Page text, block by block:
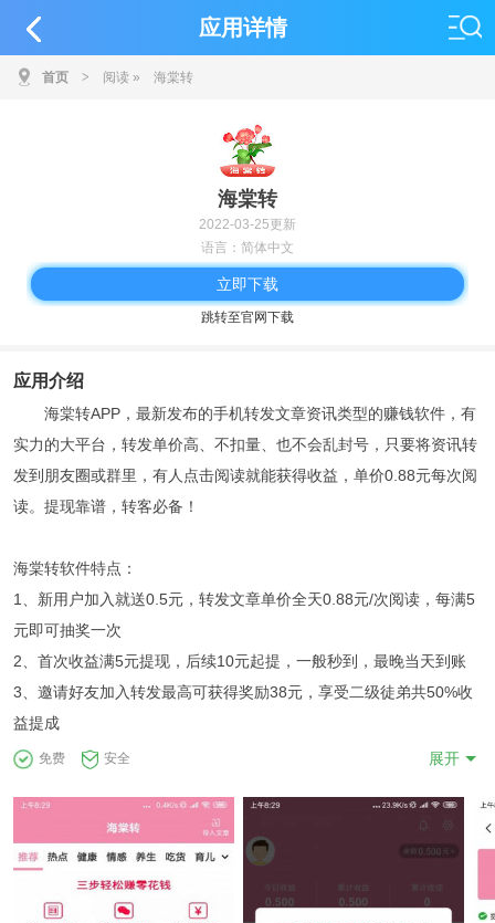
应用详情
首页 > 阅读 » 海棠转
海棠转
2022-03-25更新
语言：简体中文
立即下载
跳转至官网下载
应用介绍
海棠转APP，最新发布的手机转发文章资讯类型的赚钱软件，有
实力的大平台，转发单价高、不扣量、也不会乱封号，只要将资讯转
发到朋友圈或群里，有人点击阅读就能获得收益，单价0.88元每次阅
读。提现靠谱，转客必备！
海棠转软件特点：
1、新用户加入就送0.5元，转发文章单价全天0.88元/次阅读，每满5
元即可抽奖一次
2、首次收益满5元提现，后续10元起提，一般秒到，最晚当天到账
3、邀请好友加入转发最高可获得奖励38元，享受二级徒弟共50%收
益提成
免费 安全 展开